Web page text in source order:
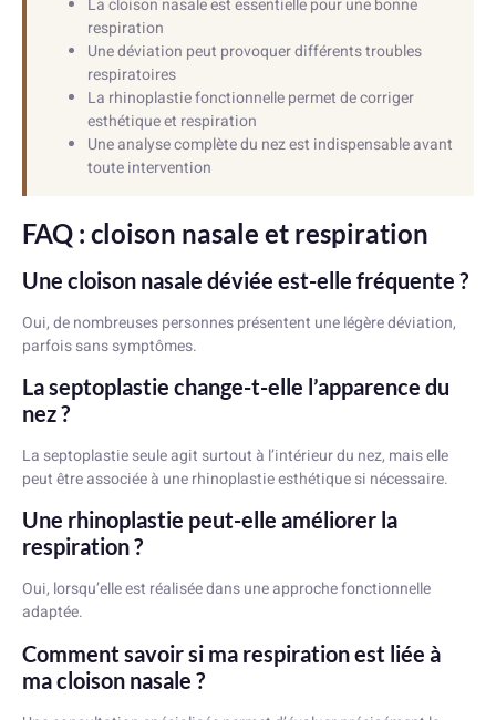
respiration
Une déviation peut provoquer différents troubles
respiratoires
La rhinoplastie fonctionnelle permet de corriger
esthétique et respiration
Une analyse complète du nez est indispensable avant
toute intervention
FAQ : cloison nasale et respiration
Une cloison nasale déviée est-elle fréquente ?
Oui, de nombreuses personnes présentent une légère déviation,
parfois sans symptômes.
La septoplastie change-t-elle l’apparence du
nez ?
La septoplastie seule agit surtout à l’intérieur du nez, mais elle
peut être associée à une rhinoplastie esthétique si nécessaire.
Une rhinoplastie peut-elle améliorer la
respiration ?
Oui, lorsqu’elle est réalisée dans une approche fonctionnelle
adaptée.
Comment savoir si ma respiration est liée à
ma cloison nasale ?